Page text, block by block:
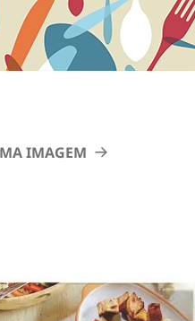
IMAGEM